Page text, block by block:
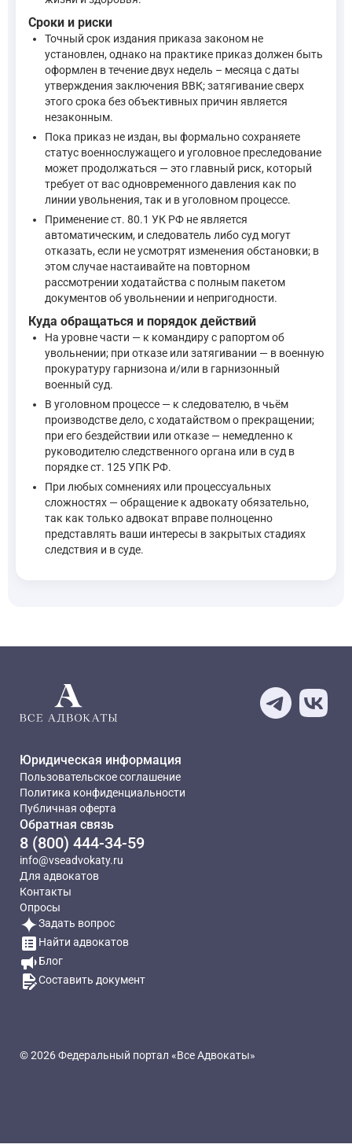
Сроки и риски
Точный срок издания приказа законом не
установлен, однако на практике приказ должен быть
оформлен в течение двух недель – месяца с даты
утверждения заключения ВВК; затягивание сверх
этого срока без объективных причин является
незаконным.
Пока приказ не издан, вы формально сохраняете
статус военнослужащего и уголовное преследование
может продолжаться — это главный риск, который
требует от вас одновременного давления как по
линии увольнения, так и в уголовном процессе.
Применение ст. 80.1 УК РФ не является
автоматическим, и следователь либо суд могут
отказать, если не усмотрят изменения обстановки; в
этом случае настаивайте на повторном
рассмотрении ходатайства с полным пакетом
документов об увольнении и непригодности.
Куда обращаться и порядок действий
На уровне части — к командиру с рапортом об
увольнении; при отказе или затягивании — в военную
прокуратуру гарнизона и/или в гарнизонный
военный суд.
В уголовном процессе — к следователю, в чьём
производстве дело, с ходатайством о прекращении;
при его бездействии или отказе — немедленно к
руководителю следственного органа или в суд в
порядке ст. 125 УПК РФ.
При любых сомнениях или процессуальных
сложностях — обращение к адвокату обязательно,
так как только адвокат вправе полноценно
представлять ваши интересы в закрытых стадиях
следствия и в суде.
Юридическая информация
Пользовательское соглашение
Политика конфиденциальности
Публичная оферта
Обратная связь
8 (800) 444-34-59
info@vseadvokaty.ru
Для адвокатов
Контакты
Опросы
Задать вопрос
Найти адвокатов
Блог
Составить документ
© 2026 Федеральный портал «Все Адвокаты»